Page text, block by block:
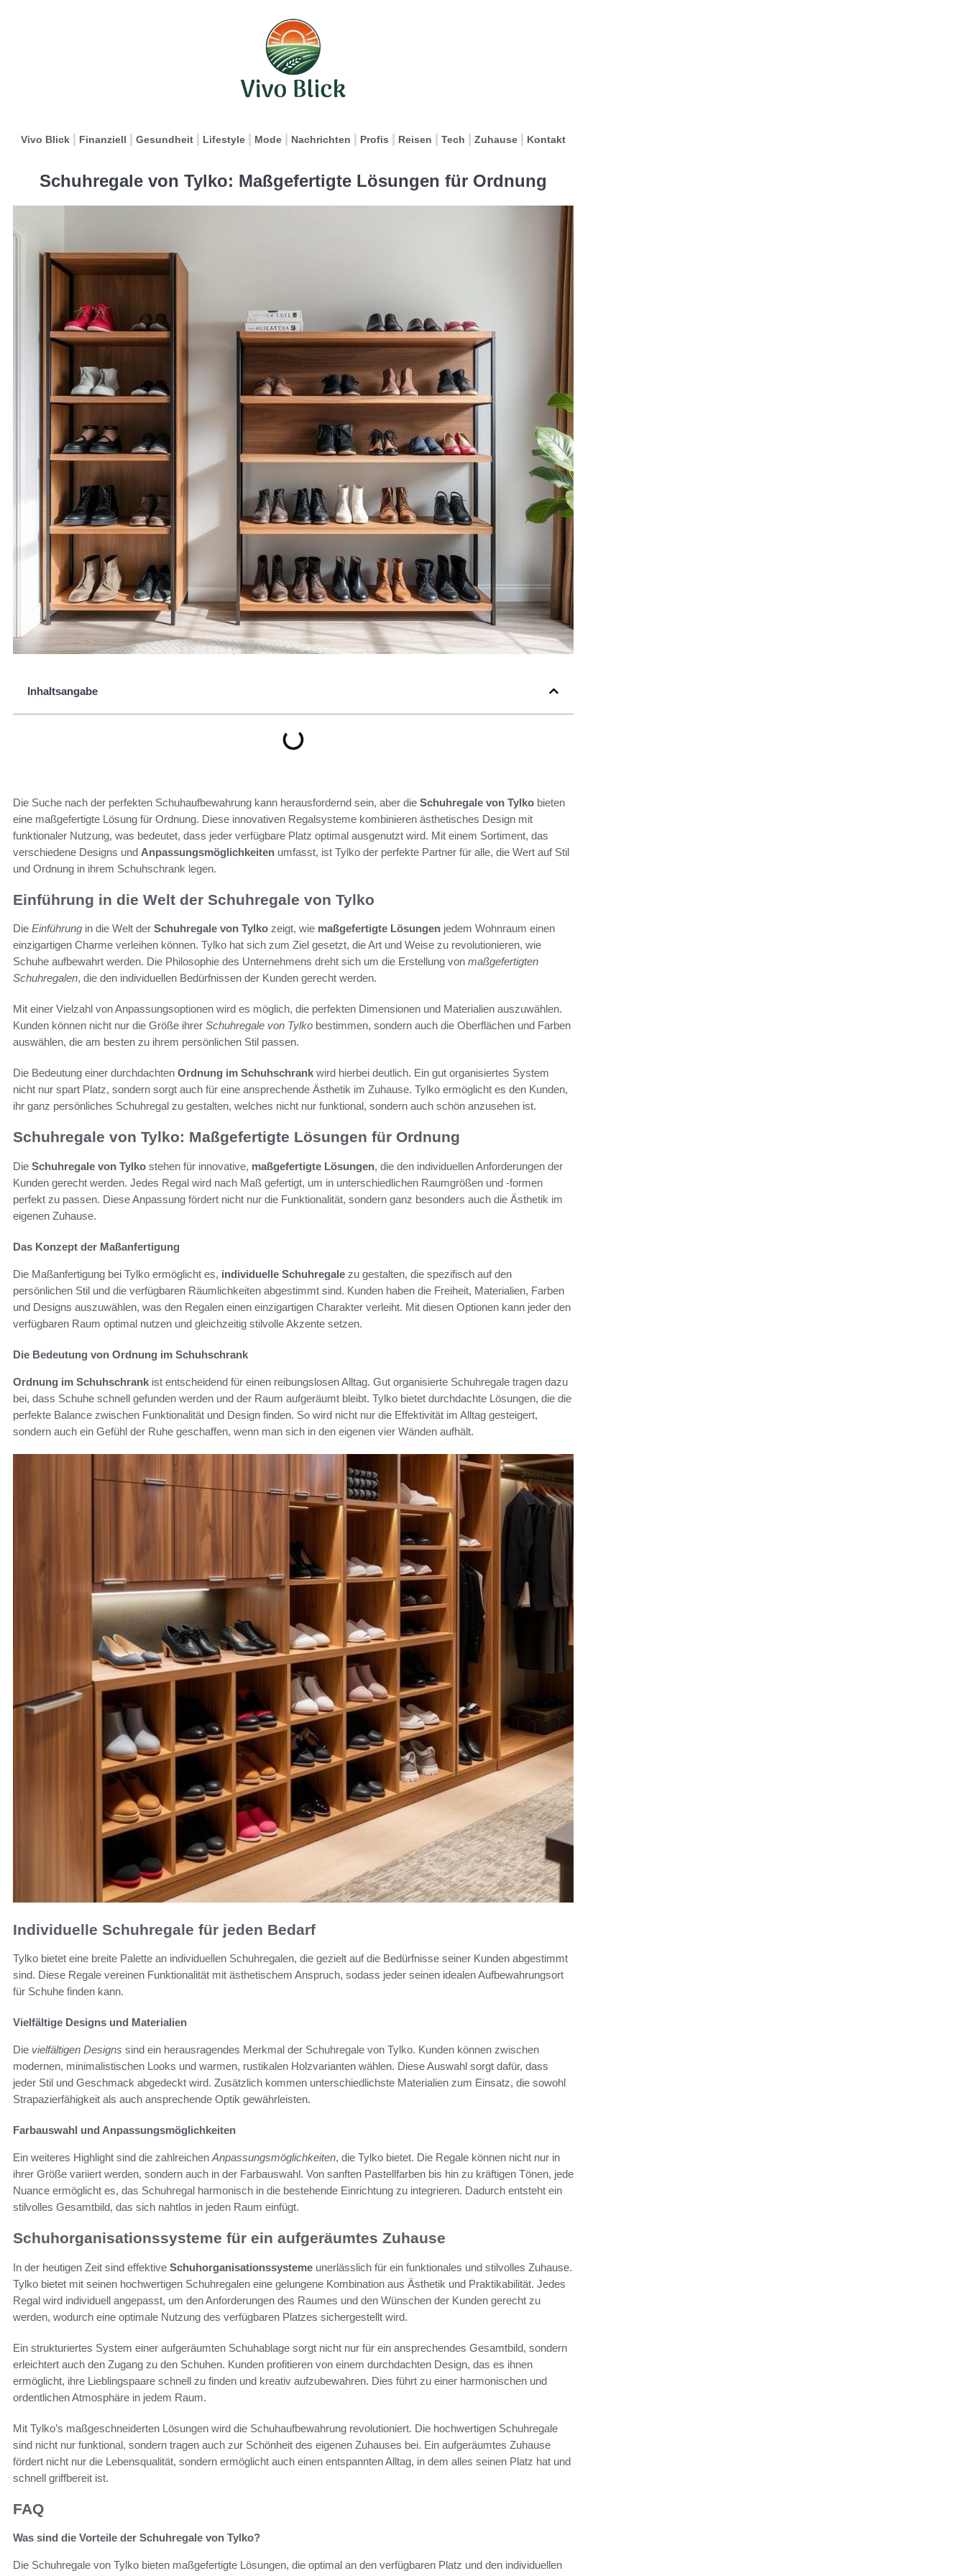
Vivo Blick Finanziell Gesundheit Lifestyle Mode Nachrichten Profis Reisen Tech Zuhause Kontakt
Schuhregale von Tylko: Maßgefertigte Lösungen für Ordnung
Inhaltsangabe
Die Suche nach der perfekten Schuhaufbewahrung kann herausfordernd sein, aber die Schuhregale von Tylko bieten
eine maßgefertigte Lösung für Ordnung. Diese innovativen Regalsysteme kombinieren ästhetisches Design mit
funktionaler Nutzung, was bedeutet, dass jeder verfügbare Platz optimal ausgenutzt wird. Mit einem Sortiment, das
verschiedene Designs und Anpassungsmöglichkeiten umfasst, ist Tylko der perfekte Partner für alle, die Wert auf Stil
und Ordnung in ihrem Schuhschrank legen.
Einführung in die Welt der Schuhregale von Tylko
Die Einführung in die Welt der Schuhregale von Tylko zeigt, wie maßgefertigte Lösungen jedem Wohnraum einen
einzigartigen Charme verleihen können. Tylko hat sich zum Ziel gesetzt, die Art und Weise zu revolutionieren, wie
Schuhe aufbewahrt werden. Die Philosophie des Unternehmens dreht sich um die Erstellung von maßgefertigten
Schuhregalen, die den individuellen Bedürfnissen der Kunden gerecht werden.
Mit einer Vielzahl von Anpassungsoptionen wird es möglich, die perfekten Dimensionen und Materialien auszuwählen.
Kunden können nicht nur die Größe ihrer Schuhregale von Tylko bestimmen, sondern auch die Oberflächen und Farben
auswählen, die am besten zu ihrem persönlichen Stil passen.
Die Bedeutung einer durchdachten Ordnung im Schuhschrank wird hierbei deutlich. Ein gut organisiertes System
nicht nur spart Platz, sondern sorgt auch für eine ansprechende Ästhetik im Zuhause. Tylko ermöglicht es den Kunden,
ihr ganz persönliches Schuhregal zu gestalten, welches nicht nur funktional, sondern auch schön anzusehen ist.
Schuhregale von Tylko: Maßgefertigte Lösungen für Ordnung
Die Schuhregale von Tylko stehen für innovative, maßgefertigte Lösungen, die den individuellen Anforderungen der
Kunden gerecht werden. Jedes Regal wird nach Maß gefertigt, um in unterschiedlichen Raumgrößen und -formen
perfekt zu passen. Diese Anpassung fördert nicht nur die Funktionalität, sondern ganz besonders auch die Ästhetik im
eigenen Zuhause.
Das Konzept der Maßanfertigung
Die Maßanfertigung bei Tylko ermöglicht es, individuelle Schuhregale zu gestalten, die spezifisch auf den
persönlichen Stil und die verfügbaren Räumlichkeiten abgestimmt sind. Kunden haben die Freiheit, Materialien, Farben
und Designs auszuwählen, was den Regalen einen einzigartigen Charakter verleiht. Mit diesen Optionen kann jeder den
verfügbaren Raum optimal nutzen und gleichzeitig stilvolle Akzente setzen.
Die Bedeutung von Ordnung im Schuhschrank
Ordnung im Schuhschrank ist entscheidend für einen reibungslosen Alltag. Gut organisierte Schuhregale tragen dazu
bei, dass Schuhe schnell gefunden werden und der Raum aufgeräumt bleibt. Tylko bietet durchdachte Lösungen, die die
perfekte Balance zwischen Funktionalität und Design finden. So wird nicht nur die Effektivität im Alltag gesteigert,
sondern auch ein Gefühl der Ruhe geschaffen, wenn man sich in den eigenen vier Wänden aufhält.
Individuelle Schuhregale für jeden Bedarf
Tylko bietet eine breite Palette an individuellen Schuhregalen, die gezielt auf die Bedürfnisse seiner Kunden abgestimmt
sind. Diese Regale vereinen Funktionalität mit ästhetischem Anspruch, sodass jeder seinen idealen Aufbewahrungsort
für Schuhe finden kann.
Vielfältige Designs und Materialien
Die vielfältigen Designs sind ein herausragendes Merkmal der Schuhregale von Tylko. Kunden können zwischen
modernen, minimalistischen Looks und warmen, rustikalen Holzvarianten wählen. Diese Auswahl sorgt dafür, dass
jeder Stil und Geschmack abgedeckt wird. Zusätzlich kommen unterschiedlichste Materialien zum Einsatz, die sowohl
Strapazierfähigkeit als auch ansprechende Optik gewährleisten.
Farbauswahl und Anpassungsmöglichkeiten
Ein weiteres Highlight sind die zahlreichen Anpassungsmöglichkeiten, die Tylko bietet. Die Regale können nicht nur in
ihrer Größe variiert werden, sondern auch in der Farbauswahl. Von sanften Pastellfarben bis hin zu kräftigen Tönen, jede
Nuance ermöglicht es, das Schuhregal harmonisch in die bestehende Einrichtung zu integrieren. Dadurch entsteht ein
stilvolles Gesamtbild, das sich nahtlos in jeden Raum einfügt.
Schuhorganisationssysteme für ein aufgeräumtes Zuhause
In der heutigen Zeit sind effektive Schuhorganisationssysteme unerlässlich für ein funktionales und stilvolles Zuhause.
Tylko bietet mit seinen hochwertigen Schuhregalen eine gelungene Kombination aus Ästhetik und Praktikabilität. Jedes
Regal wird individuell angepasst, um den Anforderungen des Raumes und den Wünschen der Kunden gerecht zu
werden, wodurch eine optimale Nutzung des verfügbaren Platzes sichergestellt wird.
Ein strukturiertes System einer aufgeräumten Schuhablage sorgt nicht nur für ein ansprechendes Gesamtbild, sondern
erleichtert auch den Zugang zu den Schuhen. Kunden profitieren von einem durchdachten Design, das es ihnen
ermöglicht, ihre Lieblingspaare schnell zu finden und kreativ aufzubewahren. Dies führt zu einer harmonischen und
ordentlichen Atmosphäre in jedem Raum.
Mit Tylko’s maßgeschneiderten Lösungen wird die Schuhaufbewahrung revolutioniert. Die hochwertigen Schuhregale
sind nicht nur funktional, sondern tragen auch zur Schönheit des eigenen Zuhauses bei. Ein aufgeräumtes Zuhause
fördert nicht nur die Lebensqualität, sondern ermöglicht auch einen entspannten Alltag, in dem alles seinen Platz hat und
schnell griffbereit ist.
FAQ
Was sind die Vorteile der Schuhregale von Tylko?
Die Schuhregale von Tylko bieten maßgefertigte Lösungen, die optimal an den verfügbaren Platz und den individuellen